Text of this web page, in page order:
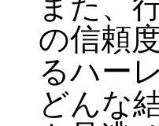
の信頼
るハー
どんな